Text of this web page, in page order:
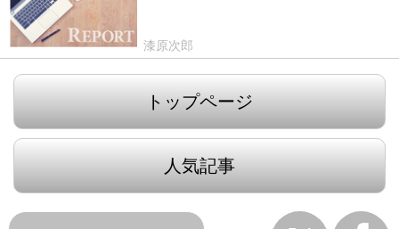
漆原次郎
トップページ
人気記事